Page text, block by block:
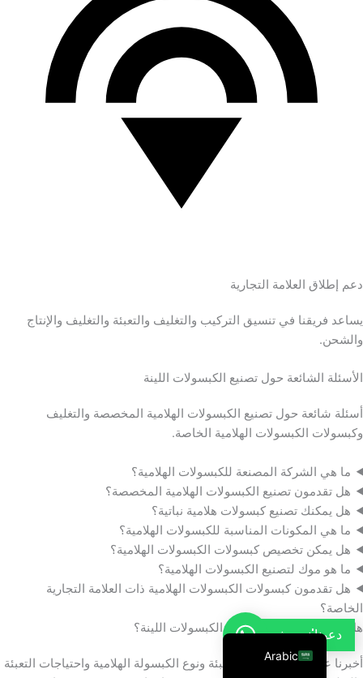
دعم إطلاق العلامة التجارية
يساعد فريقنا في تنسيق التركيب والتغليف والتعبئة والتغليف والإنتاج
والشحن.
الأسئلة الشائعة حول تصنيع الكبسولات اللينة
أسئلة شائعة حول تصنيع الكبسولات الهلامية المخصصة والتغليف
وكبسولات الكبسولات الهلامية الخاصة.
ما هي الشركة المصنعة للكبسولات الهلامية؟
هل تقدمون تصنيع الكبسولات الهلامية المخصصة؟
هل يمكنك تصنيع كبسولات هلامية نباتية؟
ما هي المكونات المناسبة للكبسولات الهلامية؟
هل يمكن تخصيص كبسولات الكبسولات الهلامية؟
ما هو موك لتصنيع الكبسولات الهلامية؟
هل تقدمون كبسولات الكبسولات الهلامية ذات العلامة التجارية
الخاصة؟
هل أنت مستعد لبدء مشروع الكبسولات اللينة؟
أخبرنا عن تركيبتك ومواد التعبئة ونوع الكبسولة الهلامية واحتياجات التعبئة
دعونا'ندردش
Arabic
English
Japanese
Korean
Italian
Portuguese
Turkish
Spanish
Vietnamese
Russian